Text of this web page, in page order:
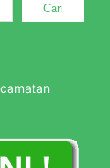
Cari